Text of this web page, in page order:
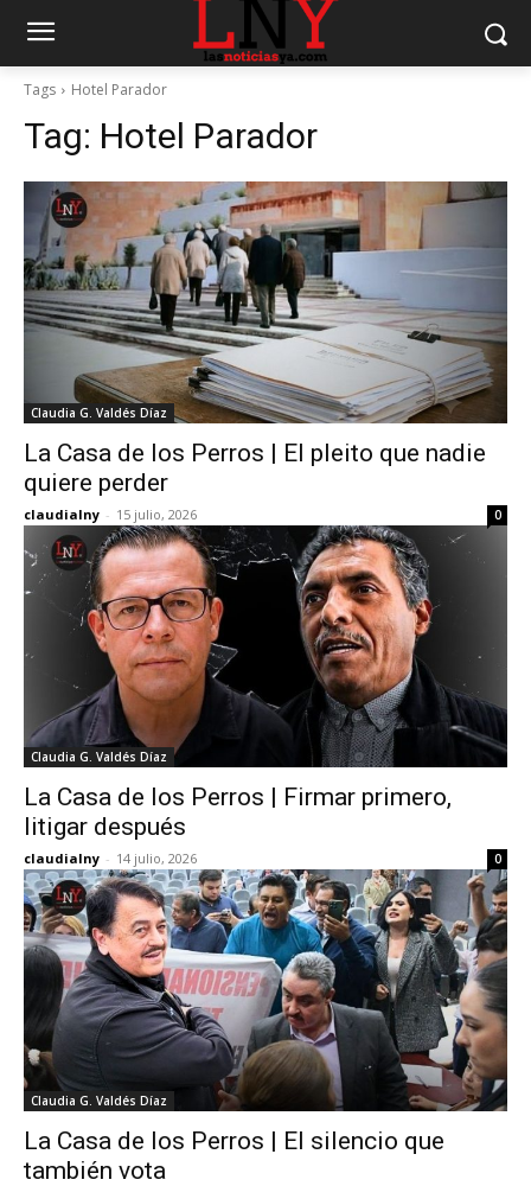
Tags Hotel Parador
Tag: Hotel Parador
Claudia G. Valdés Díaz
La Casa de los Perros | El pleito que nadie
quiere perder
claudialny - 15 julio, 2026 0
Claudia G. Valdés Díaz
La Casa de los Perros | Firmar primero,
litigar después
claudialny - 14 julio, 2026 0
Claudia G. Valdés Díaz
La Casa de los Perros | El silencio que
también vota